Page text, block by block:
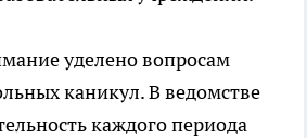
уделено вопросам
каникул. В ведомстве
каждого периода